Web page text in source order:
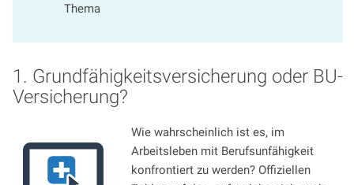
Thema
1. Grundfähigkeitsversicherung oder BU-
Versicherung?
Wie wahrscheinlich ist es, im
Arbeitsleben mit Berufsunfähigkeit
konfrontiert zu werden? Offiziellen